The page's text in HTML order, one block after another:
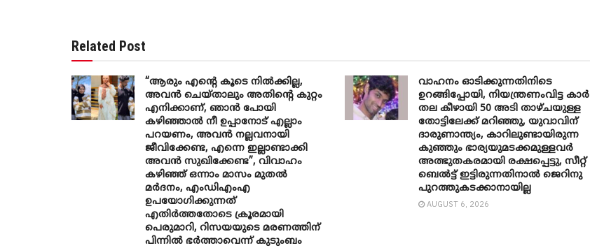
Related Post
“ആരും എന്റെ കൂടെ നില്‍ക്കില്ല,
അവൻ ചെയ്താലും അതിന്റെ കുറ്റം
എനിക്കാണ്, ഞാന്‍ പോയി
കഴിഞ്ഞാല്‍ നീ ഉപ്പാനോട് എല്ലാം
പറയണം, അവന്‍ നല്ലവനായി
ജീവിക്കേണ്ട, എന്നെ ഇല്ലാണ്ടാക്കി
അവന്‍ സുഖിക്കേണ്ട”, വിവാഹം
കഴിഞ്ഞ് ഒന്നാം മാസം മുതല്‍
മര്‍ദനം, എംഡിഎംഎ
ഉപയോഗിക്കുന്നത്
എതിര്‍ത്തതോടെ ക്രൂരമായി
പെരുമാറി, റിസയയുടെ മരണത്തിന്
പിന്നില്‍ ഭര്‍ത്താവെന്ന് കുടുംബം
വാഹനം ഓടിക്കുന്നതിനിടെ
ഉറങ്ങിപ്പോയി, നിയന്ത്രണംവിട്ട കാർ
തല കീഴായി 50 അടി താഴ്ചയുള്ള
തോട്ടിലേക്ക് മറിഞ്ഞു, യുവാവിന്
ദാരുണാന്ത്യം, കാറിലുണ്ടായിരുന്ന
കുഞ്ഞും ഭാര്യയുമടക്കമുള്ളവർ
അത്ഭുതകരമായി രക്ഷപ്പെട്ടു, സീറ്റ്
ബെൽട്ട് ഇട്ടിരുന്നതിനാൽ ജെറിനു
പുറത്തുകടക്കാനായില്ല
AUGUST 6, 2026